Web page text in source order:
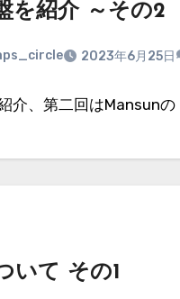
を紹介 ～その
2023年6月25日
介、第二回はMansun
いて その1